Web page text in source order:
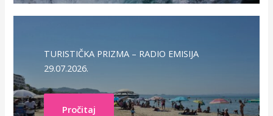
TURISTIČKA PRIZMA – RADIO EMISIJA
29.07.2026.
Pročitaj